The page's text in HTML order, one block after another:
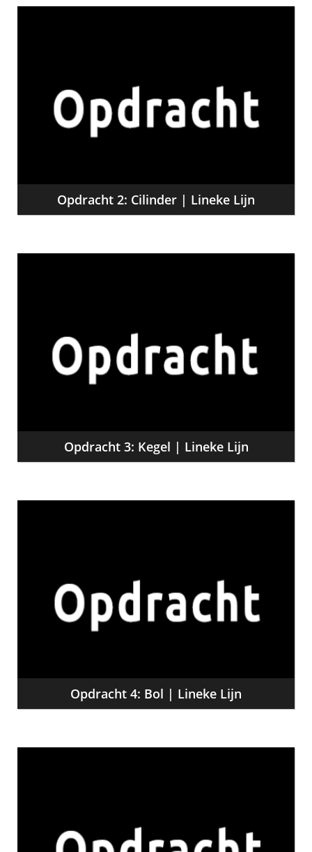
Opdracht 2: Cilinder | Lineke Lijn
Opdracht 3: Kegel | Lineke Lijn
Opdracht 4: Bol | Lineke Lijn